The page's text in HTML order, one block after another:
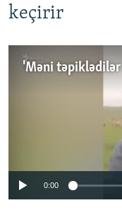
keçirir
No media
0:00